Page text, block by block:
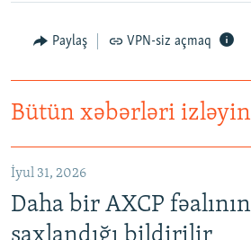
Paylaş VPN-siz açmaq
Bütün xəbərləri izləyin
İyul 31, 2026
Daha bir AXCP fəalının